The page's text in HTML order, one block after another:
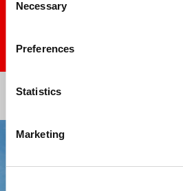
Selection
Necessary
Preferences
Statistics
Marketing
Item
Item